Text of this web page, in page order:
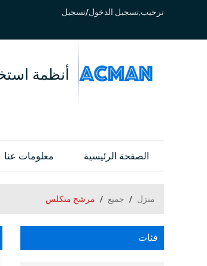
ترحيب,تسجيل الدخول/تسجيل
أنظمة
الصفحة الرئيسية معلومات عنا
منزل / جميع / مرشح متكلس
فئات